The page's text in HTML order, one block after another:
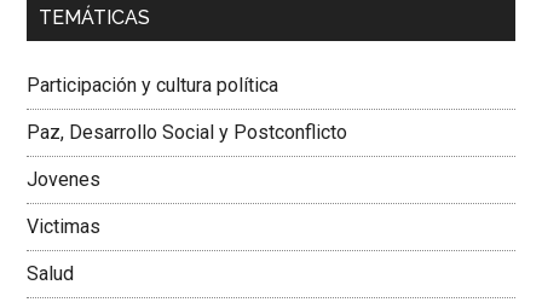
Dra. Carolina Corcho Mejía,Presidenta Corporación
Colombiana
TEMÁTICAS
Participación y cultura política
Paz, Desarrollo Social y Postconflicto
Jovenes
Victimas
Salud